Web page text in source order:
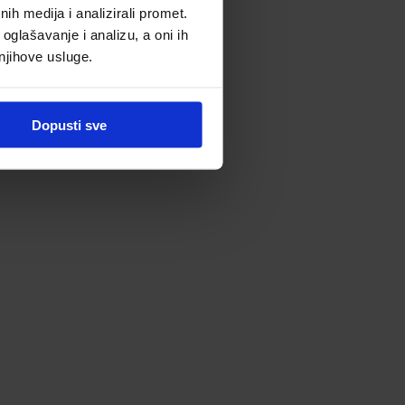
medija i analizirali promet.
i analizu, a oni ih
usluge.
Dopusti sve